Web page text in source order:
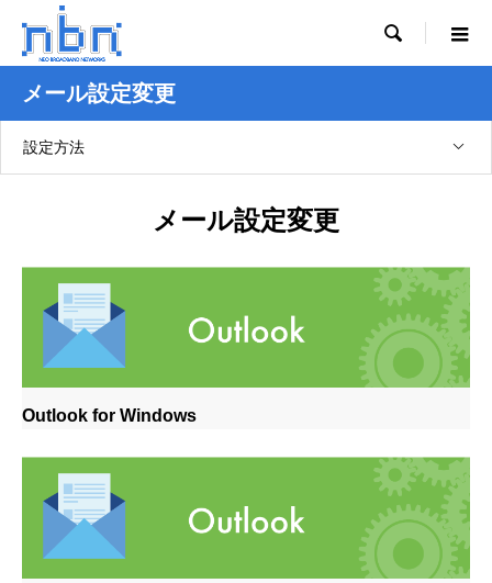

メール設定変更
設定方法
メール設定変更
Outlook for Windows